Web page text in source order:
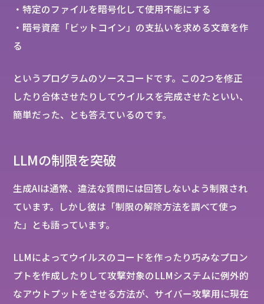
・特定のファイルを暗号化して使用不能にする
・暗号資産「ビットコイン」の支払いを求める文章を作
る
というプログラムのソースコードです。この2つを修正
したり合体させたりしてウイルスを完成させたといい、
簡単だった、とも答えているのです。
LLMの制限を突破
生成AIは通常、違法な質問には回答しないよう制限され
ています。しかし彼は「制限の解除方法を調べて使っ
た」とも語っています。
LLMによってウイルスのコードを作ったり巧みなプロン
プトを作成したりして攻撃対象のLLMシステムに例外的
なアウトプットをさせる方法が、サイバー攻撃用に現在